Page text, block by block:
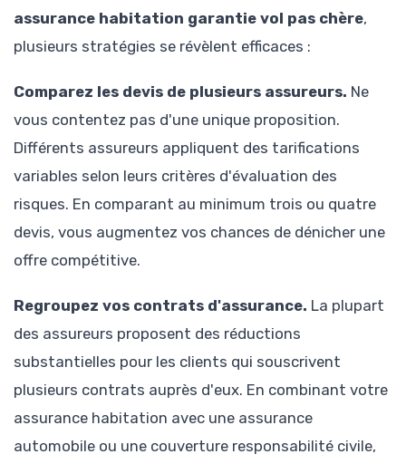
assurance habitation garantie vol pas chère,
plusieurs stratégies se révèlent efficaces :
Comparez les devis de plusieurs assureurs. Ne
vous contentez pas d'une unique proposition.
Différents assureurs appliquent des tarifications
variables selon leurs critères d'évaluation des
risques. En comparant au minimum trois ou quatre
devis, vous augmentez vos chances de dénicher une
offre compétitive.
Regroupez vos contrats d'assurance. La plupart
des assureurs proposent des réductions
substantielles pour les clients qui souscrivent
plusieurs contrats auprès d'eux. En combinant votre
assurance habitation avec une assurance
automobile ou une couverture responsabilité civile,